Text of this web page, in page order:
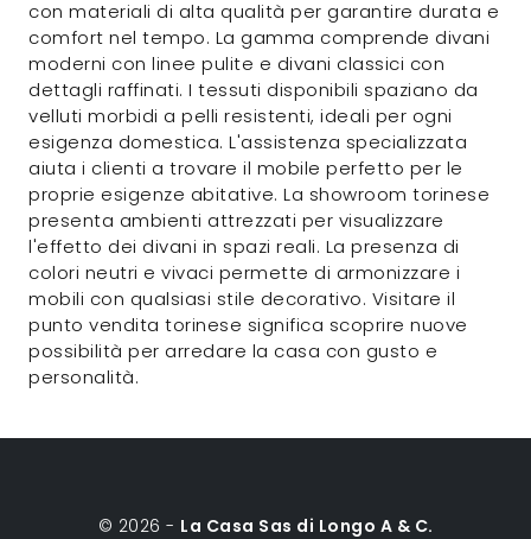
con materiali di alta qualità per garantire durata e
comfort nel tempo. La gamma comprende divani
moderni con linee pulite e divani classici con
dettagli raffinati. I tessuti disponibili spaziano da
velluti morbidi a pelli resistenti, ideali per ogni
esigenza domestica. L'assistenza specializzata
aiuta i clienti a trovare il mobile perfetto per le
proprie esigenze abitative. La showroom torinese
presenta ambienti attrezzati per visualizzare
l'effetto dei divani in spazi reali. La presenza di
colori neutri e vivaci permette di armonizzare i
mobili con qualsiasi stile decorativo. Visitare il
punto vendita torinese significa scoprire nuove
possibilità per arredare la casa con gusto e
personalità.
© 2026 - La Casa Sas di Longo A & C.